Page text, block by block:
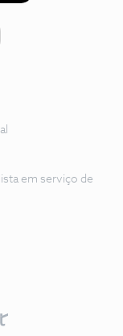
em serviço de